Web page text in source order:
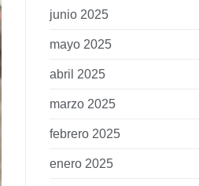
junio 2025
mayo 2025
abril 2025
marzo 2025
febrero 2025
enero 2025